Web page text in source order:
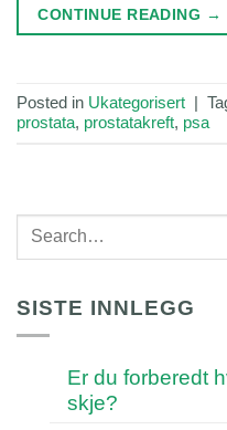
CONTINUE READING →
Posted in Ukategorisert |
prostata, prostatakreft, psa
SISTE INNLEGG
Er du forberedt
skje?